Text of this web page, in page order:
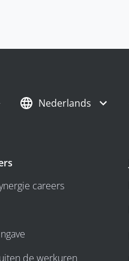
Nederlands
careers
de werkuren